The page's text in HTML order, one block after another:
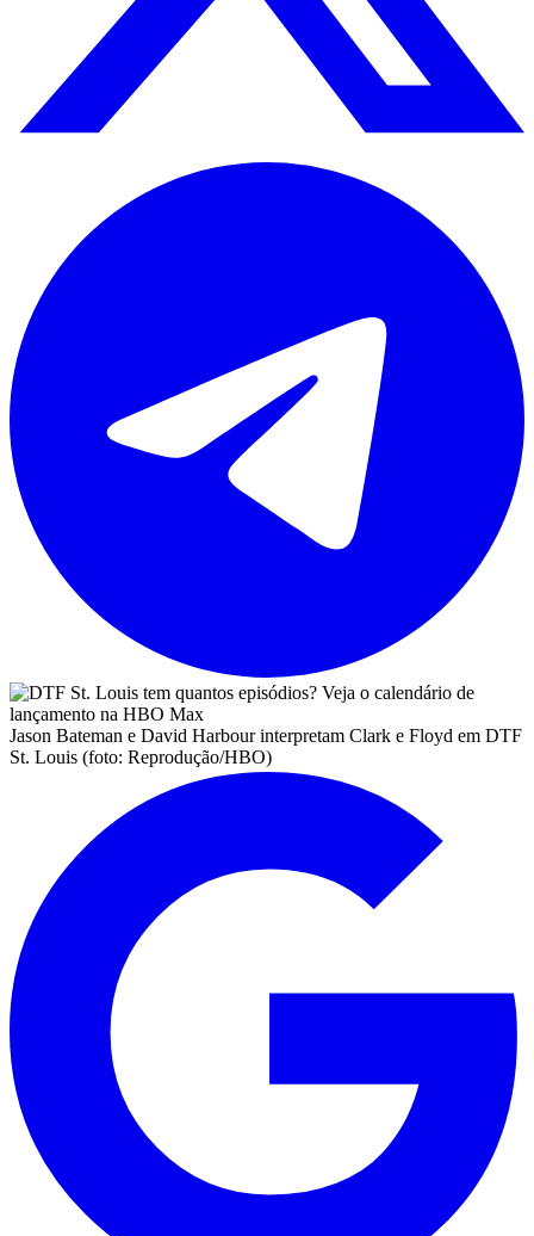
Jason Bateman e David Harbour interpretam Clark e Floyd em DTF
St. Louis (foto: Reprodução/HBO)